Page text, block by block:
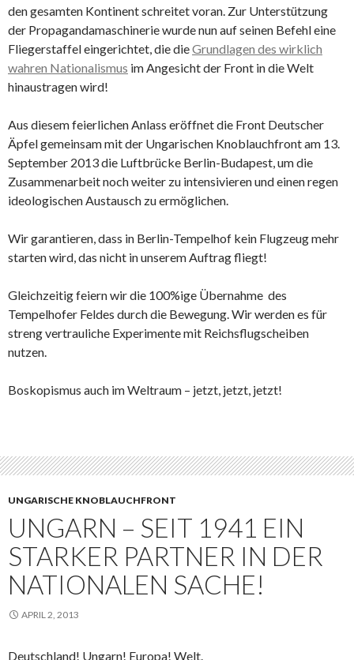
den gesamten Kontinent schreitet voran. Zur Unterstützung
der Propagandamaschinerie wurde nun auf seinen Befehl eine
Fliegerstaffel eingerichtet, die dieGrundlagen des wirklich
wahren Nationalismus im Angesicht der Front in die Welt
hinaustragen wird!
Aus diesem feierlichen Anlass eröffnet die Front Deutscher
Äpfel gemeinsam mit der Ungarischen Knoblauchfront am 13.
September 2013 die Luftbrücke Berlin-Budapest, um die
Zusammenarbeit noch weiter zu intensivieren und einen regen
ideologischen Austausch zu ermöglichen.
Wir garantieren, dass in Berlin-Tempelhof kein Flugzeug mehr
starten wird, das nicht in unserem Auftrag fliegt!
Gleichzeitig feiern wir die 100%ige Übernahme des
Tempelhofer Feldes durch die Bewegung. Wir werden es für
streng vertrauliche Experimente mit Reichsflugscheiben
nutzen.
Boskopismus auch im Weltraum – jetzt, jetzt, jetzt!
UNGARISCHE KNOBLAUCHFRONT
UNGARN – SEIT 1941 EIN
STARKER PARTNER IN DER
NATIONALEN SACHE!
APRIL 2, 2013
Deutschland! Ungarn! Europa! Welt.